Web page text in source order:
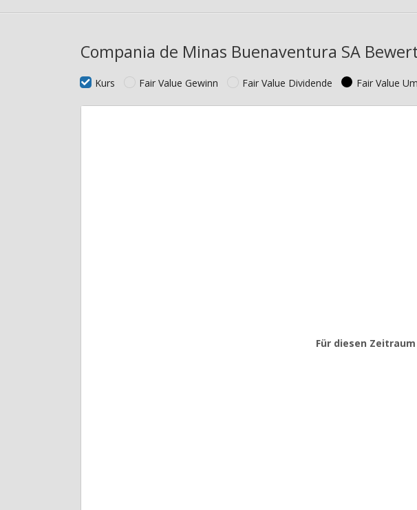
Compania de Minas Buenaventura SA
Kurs Fair Value Gewinn Fair Value Dividende Fair Value
Für diesen